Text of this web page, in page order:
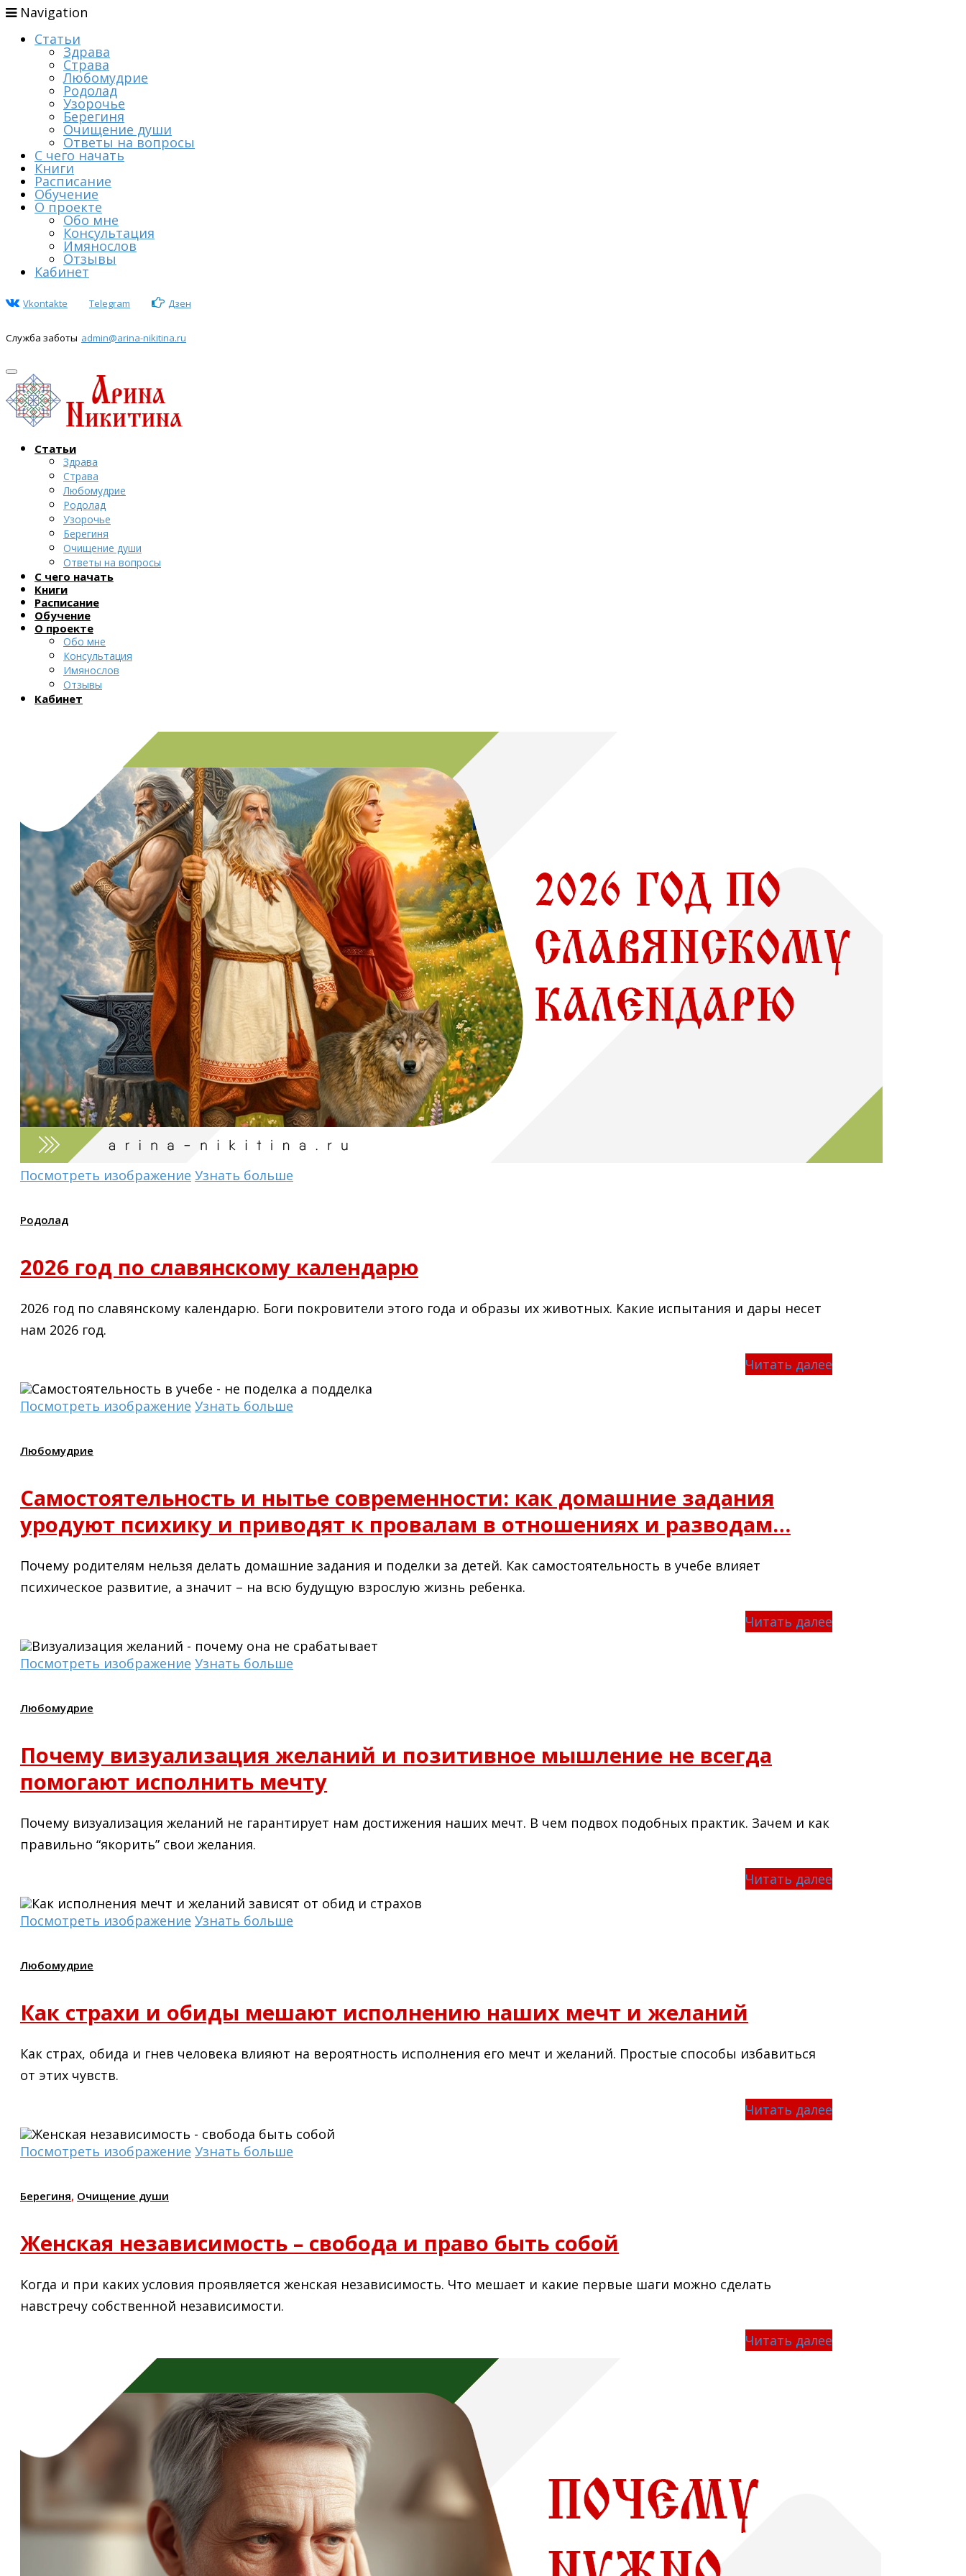
Navigation
Статьи
Здрава
Страва
Любомудрие
Родолад
Узорочье
Берегиня
Очищение души
Ответы на вопросы
С чего начать
Книги
Расписание
Обучение
О проекте
Обо мне
Консультация
Имянослов
Отзывы
Кабинет
Vkontakte Telegram Дзен
Служба заботы admin@arina-nikitina.ru
Статьи
Здрава
Страва
Любомудрие
Родолад
Узорочье
Берегиня
Очищение души
Ответы на вопросы
С чего начать
Книги
Расписание
Обучение
О проекте
Обо мне
Консультация
Имянослов
Отзывы
Кабинет
Посмотреть изображение Узнать больше
Родолад
2026 год по славянскому календарю
2026 год по славянскому календарю. Боги покровители этого года и образы их животных. Какие испытания и дары несет
нам 2026 год.
Читать далее
Посмотреть изображение Узнать больше
Любомудрие
Самостоятельность и нытье современности: как домашние задания
уродуют психику и приводят к провалам в отношениях и разводам…
Почему родителям нельзя делать домашние задания и поделки за детей. Как самостоятельность в учебе влияет
психическое развитие, а значит – на всю будущую взрослую жизнь ребенка.
Читать далее
Посмотреть изображение Узнать больше
Любомудрие
Почему визуализация желаний и позитивное мышление не всегда
помогают исполнить мечту
Почему визуализация желаний не гарантирует нам достижения наших мечт. В чем подвох подобных практик. Зачем и как
правильно “якорить” свои желания.
Читать далее
Посмотреть изображение Узнать больше
Любомудрие
Как страхи и обиды мешают исполнению наших мечт и желаний
Как страх, обида и гнев человека влияют на вероятность исполнения его мечт и желаний. Простые способы избавиться
от этих чувств.
Читать далее
Посмотреть изображение Узнать больше
Берегиня, Очищение души
Женская независимость – свобода и право быть собой
Когда и при каких условия проявляется женская независимость. Что мешает и какие первые шаги можно сделать
навстречу собственной независимости.
Читать далее